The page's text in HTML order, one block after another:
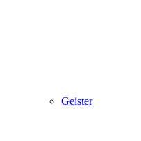
Geister